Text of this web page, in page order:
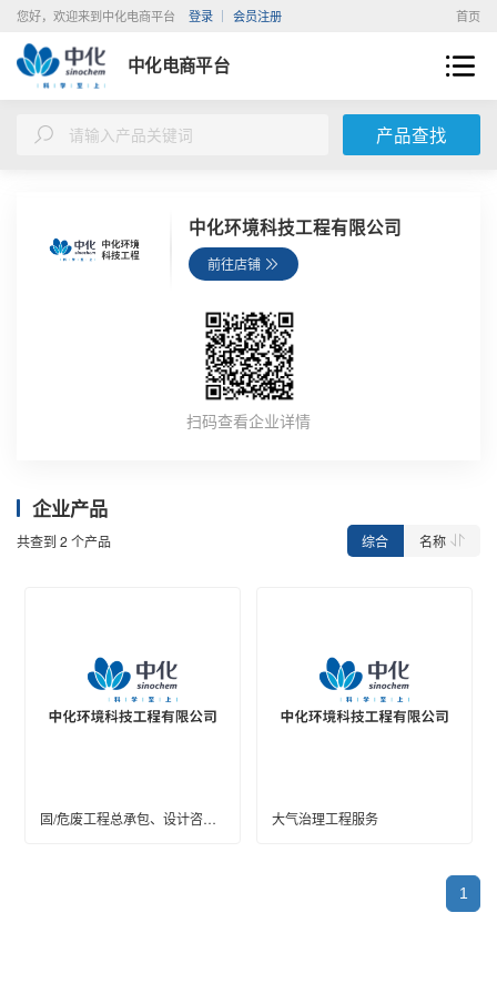
首页
您好，欢迎来到中化电商平台 登录 会员注册
中化电商平台
产品查找
中化环境科技工程有限公司
前往店铺
扫码查看企业详情
企业产品
共查到 2 个产品 综合 名称
固/危废工程总承包、设计咨询、施工 大气治理工程服务
1